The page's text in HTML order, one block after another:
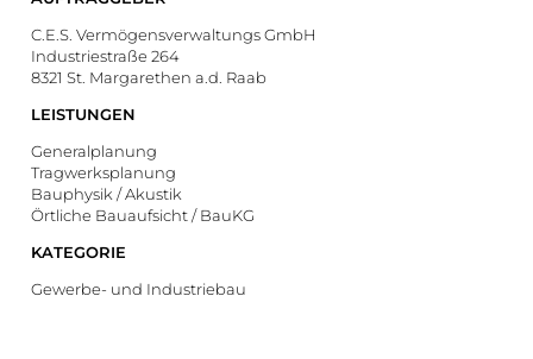
C.E.S. Vermögensverwaltungs GmbH
Industriestraße 264
8321 St. Margarethen a.d. Raab
LEISTUNGEN
Generalplanung
Tragwerksplanung
Bauphysik / Akustik
Örtliche Bauaufsicht / BauKG
KATEGORIE
Gewerbe- und Industriebau